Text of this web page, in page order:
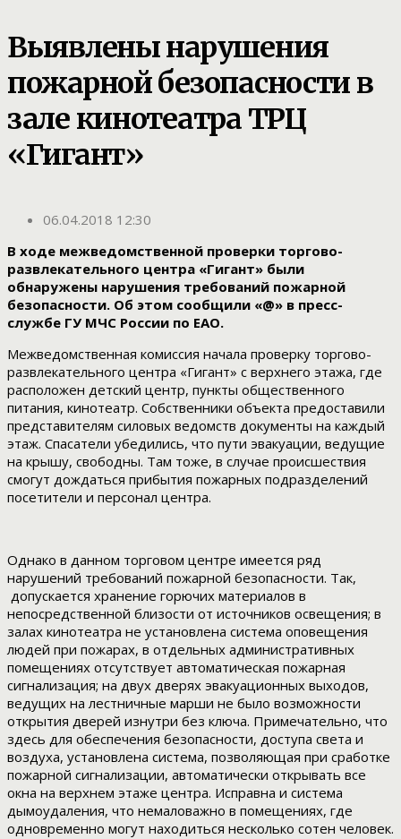
Выявлены нарушения
пожарной безопасности в
зале кинотеатра ТРЦ
«Гигант»
06.04.2018 12:30
В ходе межведомственной проверки торгово-
развлекательного центра «Гигант» были
обнаружены нарушения требований пожарной
безопасности. Об этом сообщили «@» в пресс-
службе ГУ МЧС России по ЕАО.
Межведомственная комиссия начала проверку торгово-
развлекательного центра «Гигант» с верхнего этажа, где
расположен детский центр, пункты общественного
питания, кинотеатр. Собственники объекта предоставили
представителям силовых ведомств документы на каждый
этаж. Спасатели убедились, что пути эвакуации, ведущие
на крышу, свободны. Там тоже, в случае происшествия
смогут дождаться прибытия пожарных подразделений
посетители и персонал центра.
Однако в данном торговом центре имеется ряд
нарушений требований пожарной безопасности. Так,
допускается хранение горючих материалов в
непосредственной близости от источников освещения; в
залах кинотеатра не установлена система оповещения
людей при пожарах, в отдельных административных
помещениях отсутствует автоматическая пожарная
сигнализация; на двух дверях эвакуационных выходов,
ведущих на лестничные марши не было возможности
открытия дверей изнутри без ключа. Примечательно, что
здесь для обеспечения безопасности, доступа света и
воздуха, установлена система, позволяющая при сработке
пожарной сигнализации, автоматически открывать все
окна на верхнем этаже центра. Исправна и система
дымоудаления, что немаловажно в помещениях, где
одновременно могут находиться несколько сотен человек.